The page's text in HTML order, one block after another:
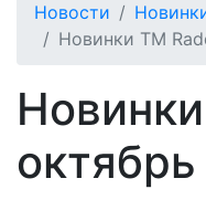
Новости
Новинки ТМ